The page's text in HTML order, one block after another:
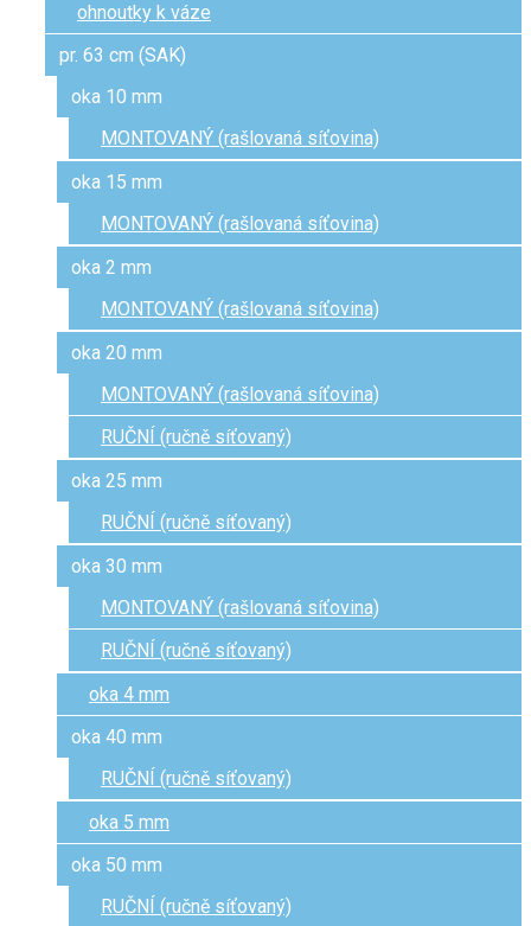
ohnoutky k váze
pr. 63 cm (SAK)
oka 10 mm
MONTOVANÝ (rašlovaná síťovina)
oka 15 mm
MONTOVANÝ (rašlovaná síťovina)
oka 2 mm
MONTOVANÝ (rašlovaná síťovina)
oka 20 mm
MONTOVANÝ (rašlovaná síťovina)
RUČNÍ (ručně síťovaný)
oka 25 mm
RUČNÍ (ručně síťovaný)
oka 30 mm
MONTOVANÝ (rašlovaná síťovina)
RUČNÍ (ručně síťovaný)
oka 4 mm
oka 40 mm
RUČNÍ (ručně síťovaný)
oka 5 mm
oka 50 mm
RUČNÍ (ručně síťovaný)